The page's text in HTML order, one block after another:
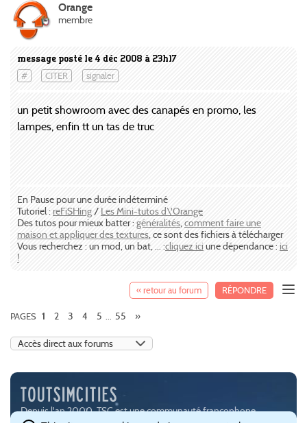
message posté le 4 déc 2008 à 23h17
# CITER signaler
Orange
membre
un petit showroom avec des canapés en promo, les
lampes, enfin tt un tas de truc
En Pause pour une durée indéterminé
Tutoriel :reFiSHing/ Les Mini-tutos d\'Orange
Des tutos pour mieux batter : généralités,comment faire une
maison et appliquer des textures, ce sont des fichiers à télécharger
Vous recherchez : un mod, un bat, ... :cliquez iciune dépendance : ici
!
« retour au forum RÉPONDRE
PAGES 1 2 3 4 5 ... 55 »
Depuis l'an 2000, TSC est une communauté francophone